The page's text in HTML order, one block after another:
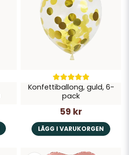
Konfettiballong, guld, 6-
pack
59 kr
LÄGG I VARUKORGEN